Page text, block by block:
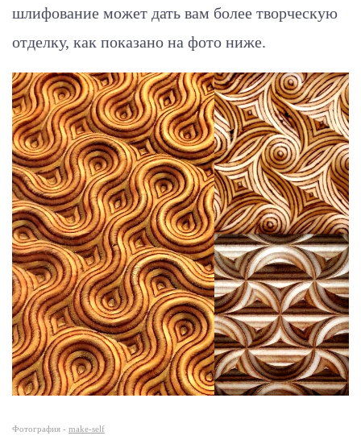
шлифование может дать вам более творческую
отделку, как показано на фото ниже.
Фотография - make-self